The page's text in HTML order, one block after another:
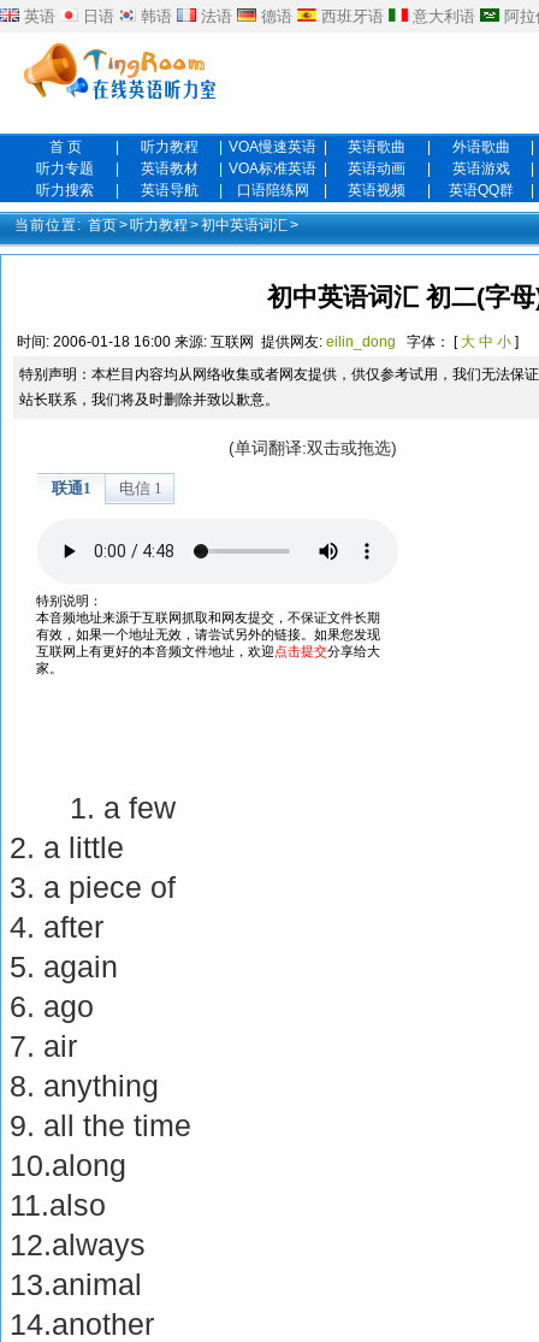
英语 日语 韩语 法语 德语 西班牙语 意大利语 阿
首 页 听力教程 VOA慢速英语 英语歌曲 外语歌曲
听力专题
英语教材 VOA标准英语 英语动画 英语游戏
听力搜索
英语导航 口语陪练网 英语视频 英语QQ群
当前位置: 首页>听力教程 >初中英语词汇>
初中英语词汇 初二(字
时间: 2006-01-18 16:00 来源: 互联网 提供网友: eilin_dong 字体： [大 中 小 ]
特别声明：本栏目内容均从网络收集或者网友提供，供仅参考试用，我们无法保
站长联系，我们将及时删除并致以歉意。
(单词翻译:双击或拖选)
1. a few
2. a little
3. a piece of
4. after
5. again
6. ago
7. air
8. anything
9. all the time
10.along
11.also
12.always
13.animal
14.another